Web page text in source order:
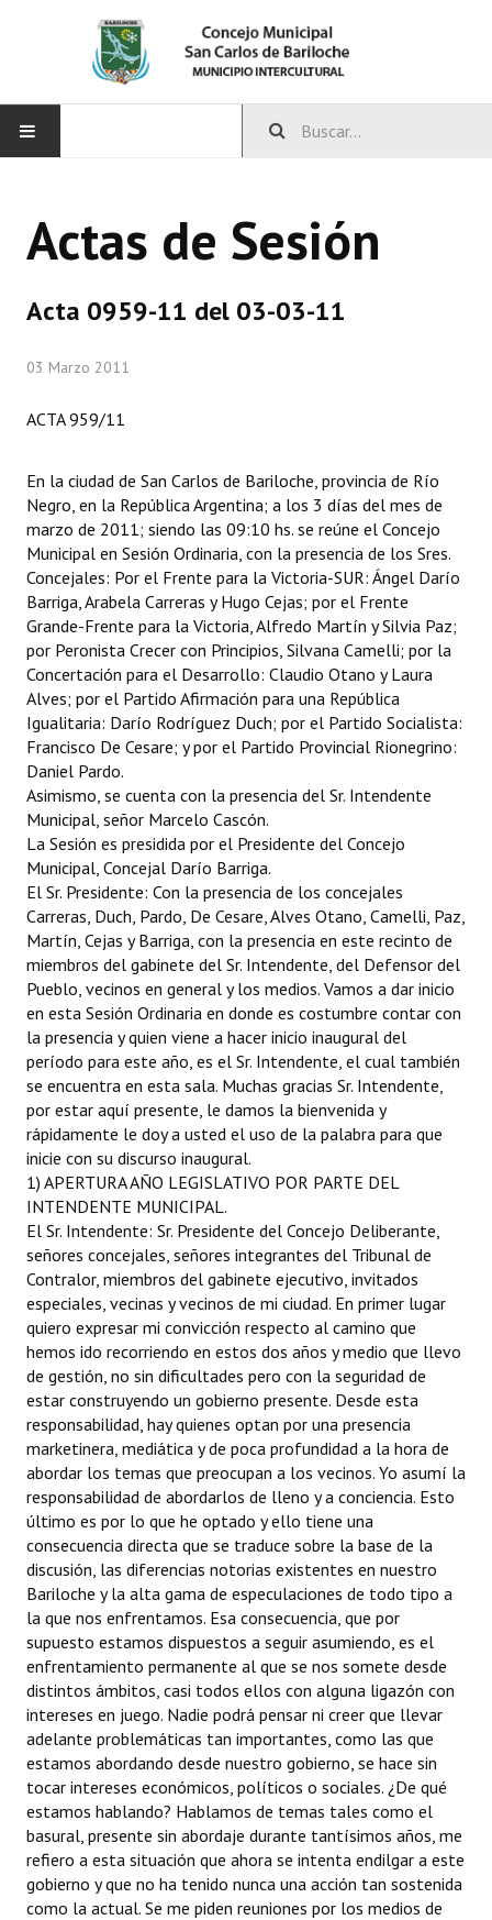
CONCEJO
Comisiones Especiales
Concejales Mandato Cumplido
Programas
LEGISLACIÓN
Constitución Nacional
Constitución Provincial
Carta Orgánica 2007
Reglamento Interno
Digesto
Organigrama
DOCUMENTOS
Informes de Gestión
Proyectos Presentados
Dictámenes Asesoría Letrada
Actas de Sesión
Informes de Unidad Coordinadora
Ejecución Presupuestaria
Actas de Audiencias Públicas
NORMATIVA
Comunicaciones
Declaraciones
Resoluciones
Resoluciones de Presidencia
INSTITUCIONAL
Antiguos Pobladores
Noticias Destacadas
Registros y Distinciones
Datos Históricos
Premio al Mérito - Registro
Audiencias Públicas - Registro
Mujeres que Dejaron Huellas - Registro
Periodistas Decanos - Registro
Ciudadano Ilustre - Registro
Actas de Sesión
Acta 0959-11 del 03-03-11
03 Marzo 2011
ACTA 959/11
En la ciudad de San Carlos de Bariloche, provincia de Río
Negro, en la República Argentina; a los 3 días del mes de
marzo de 2011; siendo las 09:10 hs. se reúne el Concejo
Municipal en Sesión Ordinaria, con la presencia de los Sres.
Concejales: Por el Frente para la Victoria-SUR: Ángel Darío
Barriga, Arabela Carreras y Hugo Cejas; por el Frente
Grande-Frente para la Victoria, Alfredo Martín y Silvia Paz;
por Peronista Crecer con Principios, Silvana Camelli; por la
Concertación para el Desarrollo: Claudio Otano y Laura
Alves; por el Partido Afirmación para una República
Igualitaria: Darío Rodríguez Duch; por el Partido Socialista:
Francisco De Cesare; y por el Partido Provincial Rionegrino:
Daniel Pardo.
Asimismo, se cuenta con la presencia del Sr. Intendente
Municipal, señor Marcelo Cascón.
La Sesión es presidida por el Presidente del Concejo
Municipal, Concejal Darío Barriga.
El Sr. Presidente: Con la presencia de los concejales
Carreras, Duch, Pardo, De Cesare, Alves Otano, Camelli, Paz,
Martín, Cejas y Barriga, con la presencia en este recinto de
miembros del gabinete del Sr. Intendente, del Defensor del
Pueblo, vecinos en general y los medios. Vamos a dar inicio
en esta Sesión Ordinaria en donde es costumbre contar con
la presencia y quien viene a hacer inicio inaugural del
período para este año, es el Sr. Intendente, el cual también
se encuentra en esta sala. Muchas gracias Sr. Intendente,
por estar aquí presente, le damos la bienvenida y
rápidamente le doy a usted el uso de la palabra para que
inicie con su discurso inaugural.
1) APERTURA AÑO LEGISLATIVO POR PARTE DEL
INTENDENTE MUNICIPAL.
El Sr. Intendente: Sr. Presidente del Concejo Deliberante,
señores concejales, señores integrantes del Tribunal de
Contralor, miembros del gabinete ejecutivo, invitados
especiales, vecinas y vecinos de mi ciudad. En primer lugar
quiero expresar mi convicción respecto al camino que
hemos ido recorriendo en estos dos años y medio que llevo
de gestión, no sin dificultades pero con la seguridad de
estar construyendo un gobierno presente. Desde esta
responsabilidad, hay quienes optan por una presencia
marketinera, mediática y de poca profundidad a la hora de
abordar los temas que preocupan a los vecinos. Yo asumí la
responsabilidad de abordarlos de lleno y a conciencia. Esto
último es por lo que he optado y ello tiene una
consecuencia directa que se traduce sobre la base de la
discusión, las diferencias notorias existentes en nuestro
Bariloche y la alta gama de especulaciones de todo tipo a
la que nos enfrentamos. Esa consecuencia, que por
supuesto estamos dispuestos a seguir asumiendo, es el
enfrentamiento permanente al que se nos somete desde
distintos ámbitos, casi todos ellos con alguna ligazón con
intereses en juego. Nadie podrá pensar ni creer que llevar
adelante problemáticas tan importantes, como las que
estamos abordando desde nuestro gobierno, se hace sin
tocar intereses económicos, políticos o sociales. ¿De qué
estamos hablando? Hablamos de temas tales como el
basural, presente sin abordaje durante tantísimos años, me
refiero a esta situación que ahora se intenta endilgar a este
gobierno y que no ha tenido nunca una acción tan sostenida
como la actual. Se me piden reuniones por los medios de